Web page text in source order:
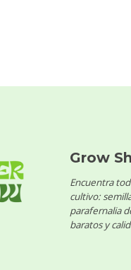
Grow
Encuentra
cultivo:
parafernalia
baratos y